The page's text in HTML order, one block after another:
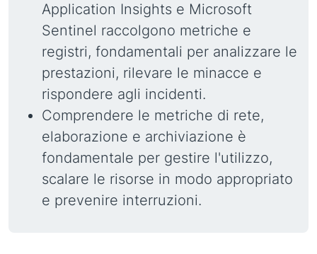
Application Insights e Microsoft
Sentinel raccolgono metriche e
registri, fondamentali per analizzare le
prestazioni, rilevare le minacce e
rispondere agli incidenti.
Comprendere le metriche di rete,
elaborazione e archiviazione è
fondamentale per gestire l'utilizzo,
scalare le risorse in modo appropriato
e prevenire interruzioni.